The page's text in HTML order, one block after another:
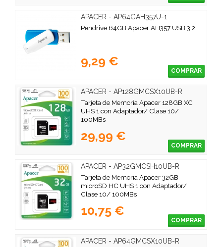
APACER - AP64GAH357U-1
Pendrive 64GB Apacer AH357 USB 3.2
9,29 €
COMPRAR
APACER - AP128GMCSX10UB-R
Tarjeta de Memoria Apacer 128GB XC
UHS 1 con Adaptador/ Clase 10/
100MBs
29,99 €
COMPRAR
APACER - AP32GMCSH10UB-R
Tarjeta de Memoria Apacer 32GB
microSD HC UHS 1 con Adaptador/
Clase 10/ 100MBs
10,75 €
COMPRAR
APACER - AP64GMCSX10UB-R